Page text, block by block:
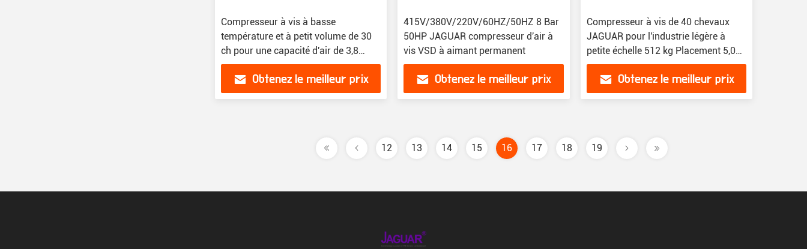
Compresseur à vis à basse
température et à petit volume de 30
ch pour une capacité d'air de 3,8
m3/min
Obtenez le meilleur prix
415V/380V/220V/60HZ/50HZ 8 Bar
50HP JAGUAR compresseur d'air à
vis VSD à aimant permanent
Obtenez le meilleur prix
Compresseur à vis de 40 chevaux
JAGUAR pour l'industrie légère à
petite échelle 512 kg Placement 5,0
m3/min
Obtenez le meilleur prix
12 13 14 15 16 17 18 19